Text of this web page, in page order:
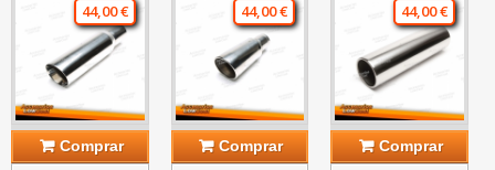
44,00 €
Comprar
44,00 €
Comprar
44,00 €
Comprar